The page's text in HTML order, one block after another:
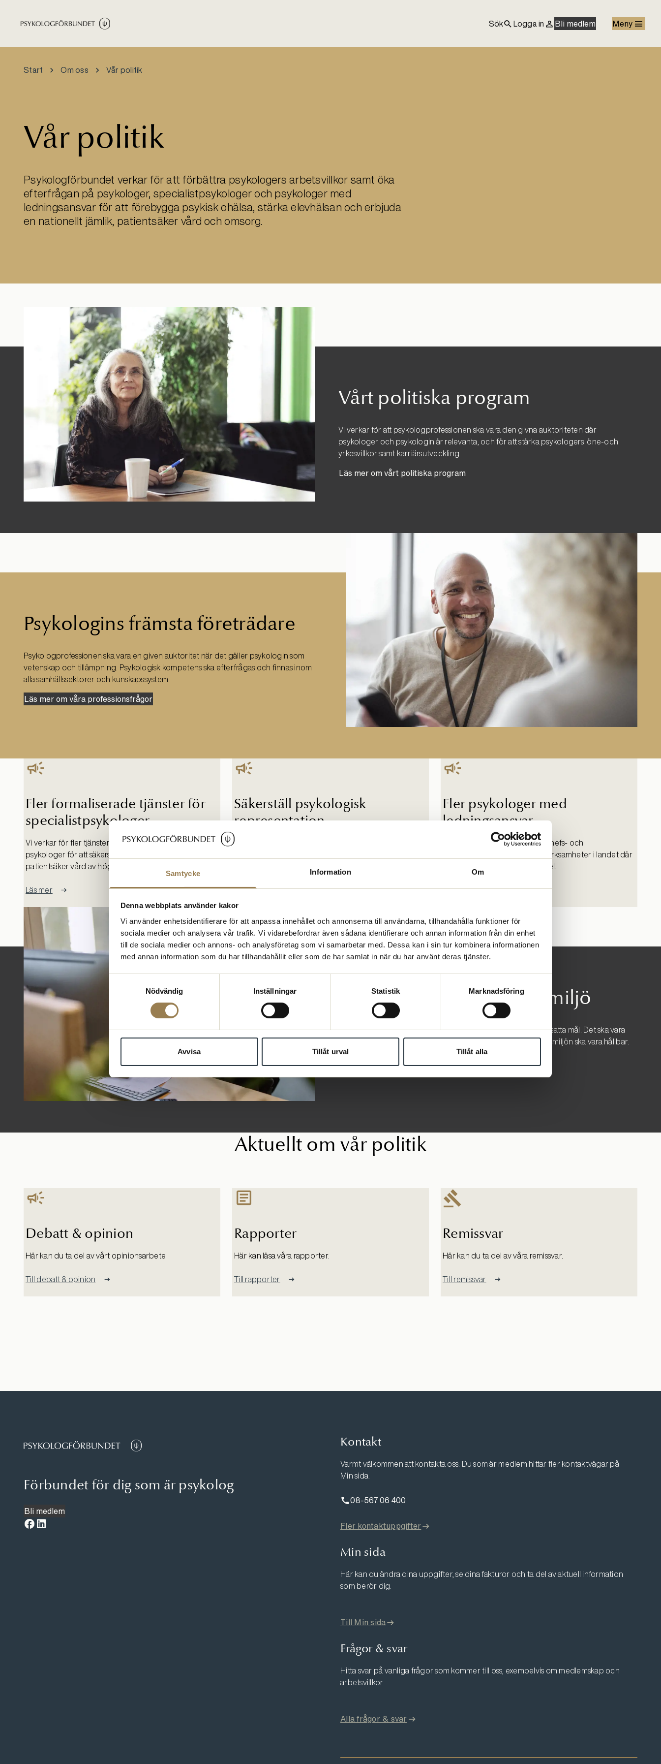
Samtycke Information Om
Denna webbplats använder kakor
Vi använder enhetsidentifierare för att anpassa innehållet och annonserna till användarna, tillhandahålla funktioner för
sociala medier och analysera vår trafik. Vi vidarebefordrar även sådana identifierare och annan information från din enhet
till de sociala medier och annons- och analysföretag som vi samarbetar med. Dessa kan i sin tur kombinera informationen
med annan information som du har tillhandahållit eller som de har samlat in när du har använt deras tjänster.
Nödvändig
Inställningar Statistik Marknadsföring
Avvisa Tillåt urval Tillåt alla
Sök
Logga in Bli medlem Meny
Start Om oss Vår politik
Vår politik
Psykologförbundet verkar för att förbättra psykologers arbetsvillkor samt öka
efterfrågan på psykologer, specialistpsykologer och psykologer med
ledningsansvar för att förebygga psykisk ohälsa, stärka elevhälsan och erbjuda
en nationellt jämlik, patientsäker vård och omsorg.
Vårt politiska program
Vi verkar för att psykologprofessionen ska vara den givna auktoriteten där
psykologer och psykologin är relevanta, och för att stärka psykologers löne-och
yrkesvillkor samt karriärsutveckling.
Läs mer om vårt politiska program
Psykologins främsta företrädare
Psykologprofessionen ska vara en given auktoritet när det gäller psykologin som
vetenskap och tillämpning. Psykologisk kompetens ska efterfrågas och finnas inom
alla samhällssektorer och kunskapssystem.
Läs mer om våra professionsfrågor
Fler formaliserade tjänster för
specialistpsykologer
Vi verkar för fler tjänster för specialistutbildade
psykologer för att säkerställa en nationellt jämlik och
patientsäker vård av hög kvalitet.
Läs mer
Säkerställ psykologisk
representation
Psykologers kunskap ska efterfrågas och finnas
Läs mer
Fler psykologer med
ledningsansvar
Vi verkar för fler psykologer i chefs- och
ledningspositioner inom alla verksamheter i landet där
psykologi utgör en väsentlig del.
Läs mer
Rätt lön & hållbar arbetsmiljö
Psykologers lön ska sättas utifrån kompetens, ansvar och uppsatta mål. Det ska vara
goda arbetsvillkor med möjlighet till karriärutveckling. Arbetsmiljön ska vara hållbar.
Aktuellt om vår politik
Debatt & opinion
Här kan du ta del av vårt opinionsarbete.
Till debatt & opinion
Rapporter
Här kan läsa våra rapporter.
Till rapporter
Remissvar
Här kan du ta del av våra remissvar.
Till remissvar
Förbundet för dig som är psykolog
Bli medlem
Kontakt
Varmt välkommen att kontakta oss. Du som är medlem hittar fler kontaktvägar på
Min sida.
08-567 06 400
Fler kontaktuppgifter
Min sida
Här kan du ändra dina uppgifter, se dina fakturor och ta del av aktuell information
som berör dig.
Till Min sida
Frågor & svar
Hitta svar på vanliga frågor som kommer till oss, exempelvis om medlemskap och
arbetsvillkor.
Alla frågor & svar